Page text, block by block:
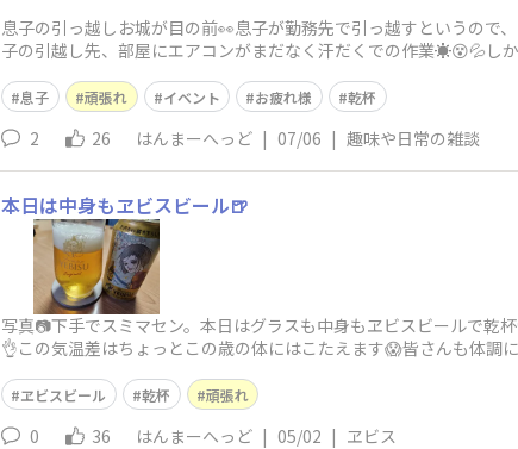
息子の引っ越しお城が目の前👀息子が勤務先で引っ越すというので
子の引越し先、部屋にエアコンがまだなく汗だくでの作業☀️😵💦し
息子 頑張れ イベント お疲れ様 乾杯
2 26 はんまーへっど | 07/06 | 趣味や日常の雑談
本日は中身もヱビスビール🍺
写真📷下手でスミマセン。本日はグラスも中身もヱビスビールで乾
👌この気温差はちょっとこの歳の体にはこたえます😱皆さんも体調
ヱビスビール 乾杯 頑張れ
0 36 はんまーへっど | 05/02 | ヱビス